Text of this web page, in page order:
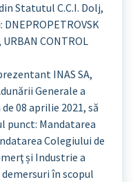
Statutul C.C.I. Dolj,
URBAN CONTROL
INAS SA,
Generale a
08 aprilie 2021, să
punct: Mandatarea
Colegiului de
și Industrie a
în scopul